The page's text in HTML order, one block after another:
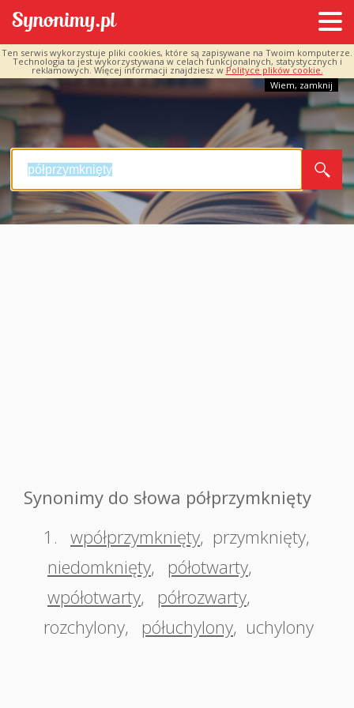
Ten serwis wykorzystuje pliki cookies, które są zapisywane na Twoim komputerze.
Technologia ta jest wykorzystywana w celach funkcjonalnych, statystycznych i
reklamowych. Więcej informacji znajdziesz w Polityce plików cookie.
Wiem, zamknij
Synonimy do słowa półprzymknięty
1. wpółprzymknięty, przymknięty,
niedomknięty, półotwarty,
wpółotwarty, półrozwarty,
rozchylony, półuchylony, uchylony